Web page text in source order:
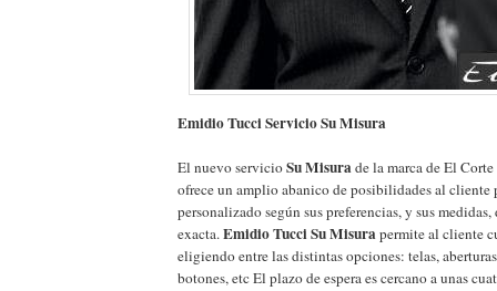
Emidio Tucci Servicio Su Misura
El nuevo servicioSu Misurade la marca de El
ofrece un amplio abanico de posibilidades al cliente
personalizado según sus preferencias, y sus
exacta.Emidio Tucci Su Misurapermite al cliente
eligiendo entre las distintas opciones: telas,
botones, etc El plazo de espera es cercano a unas